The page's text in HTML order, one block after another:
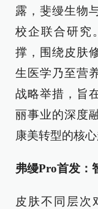
露，斐缦生物
校企联合研究
撑，围绕皮肤
生医学乃至营
战略举措，旨
丽事业的深度
康美转型的核心
弗缦Pro首发：
皮肤不同层次